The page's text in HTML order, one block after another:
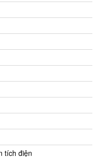
tích điện